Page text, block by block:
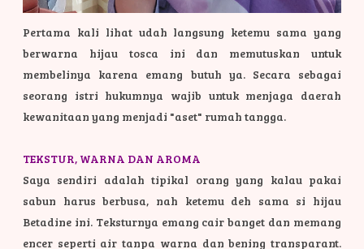
Pertama kali lihat udah langsung ketemu sama yang
berwarna hijau tosca ini dan memutuskan untuk
membelinya karena emang butuh ya. Secara sebagai
seorang istri hukumnya wajib untuk menjaga daerah
kewanitaan yang menjadi "aset" rumah tangga.
TEKSTUR, WARNA DAN AROMA
Saya sendiri adalah tipikal orang yang kalau pakai
sabun harus berbusa, nah ketemu deh sama si hijau
Betadine ini. Teksturnya emang cair banget dan memang
encer seperti air tanpa warna dan bening transparant.